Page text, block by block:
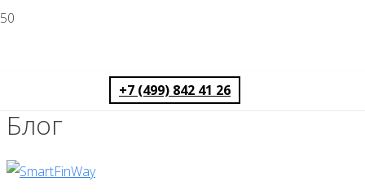
+7 (499) 842 41 26
Блог